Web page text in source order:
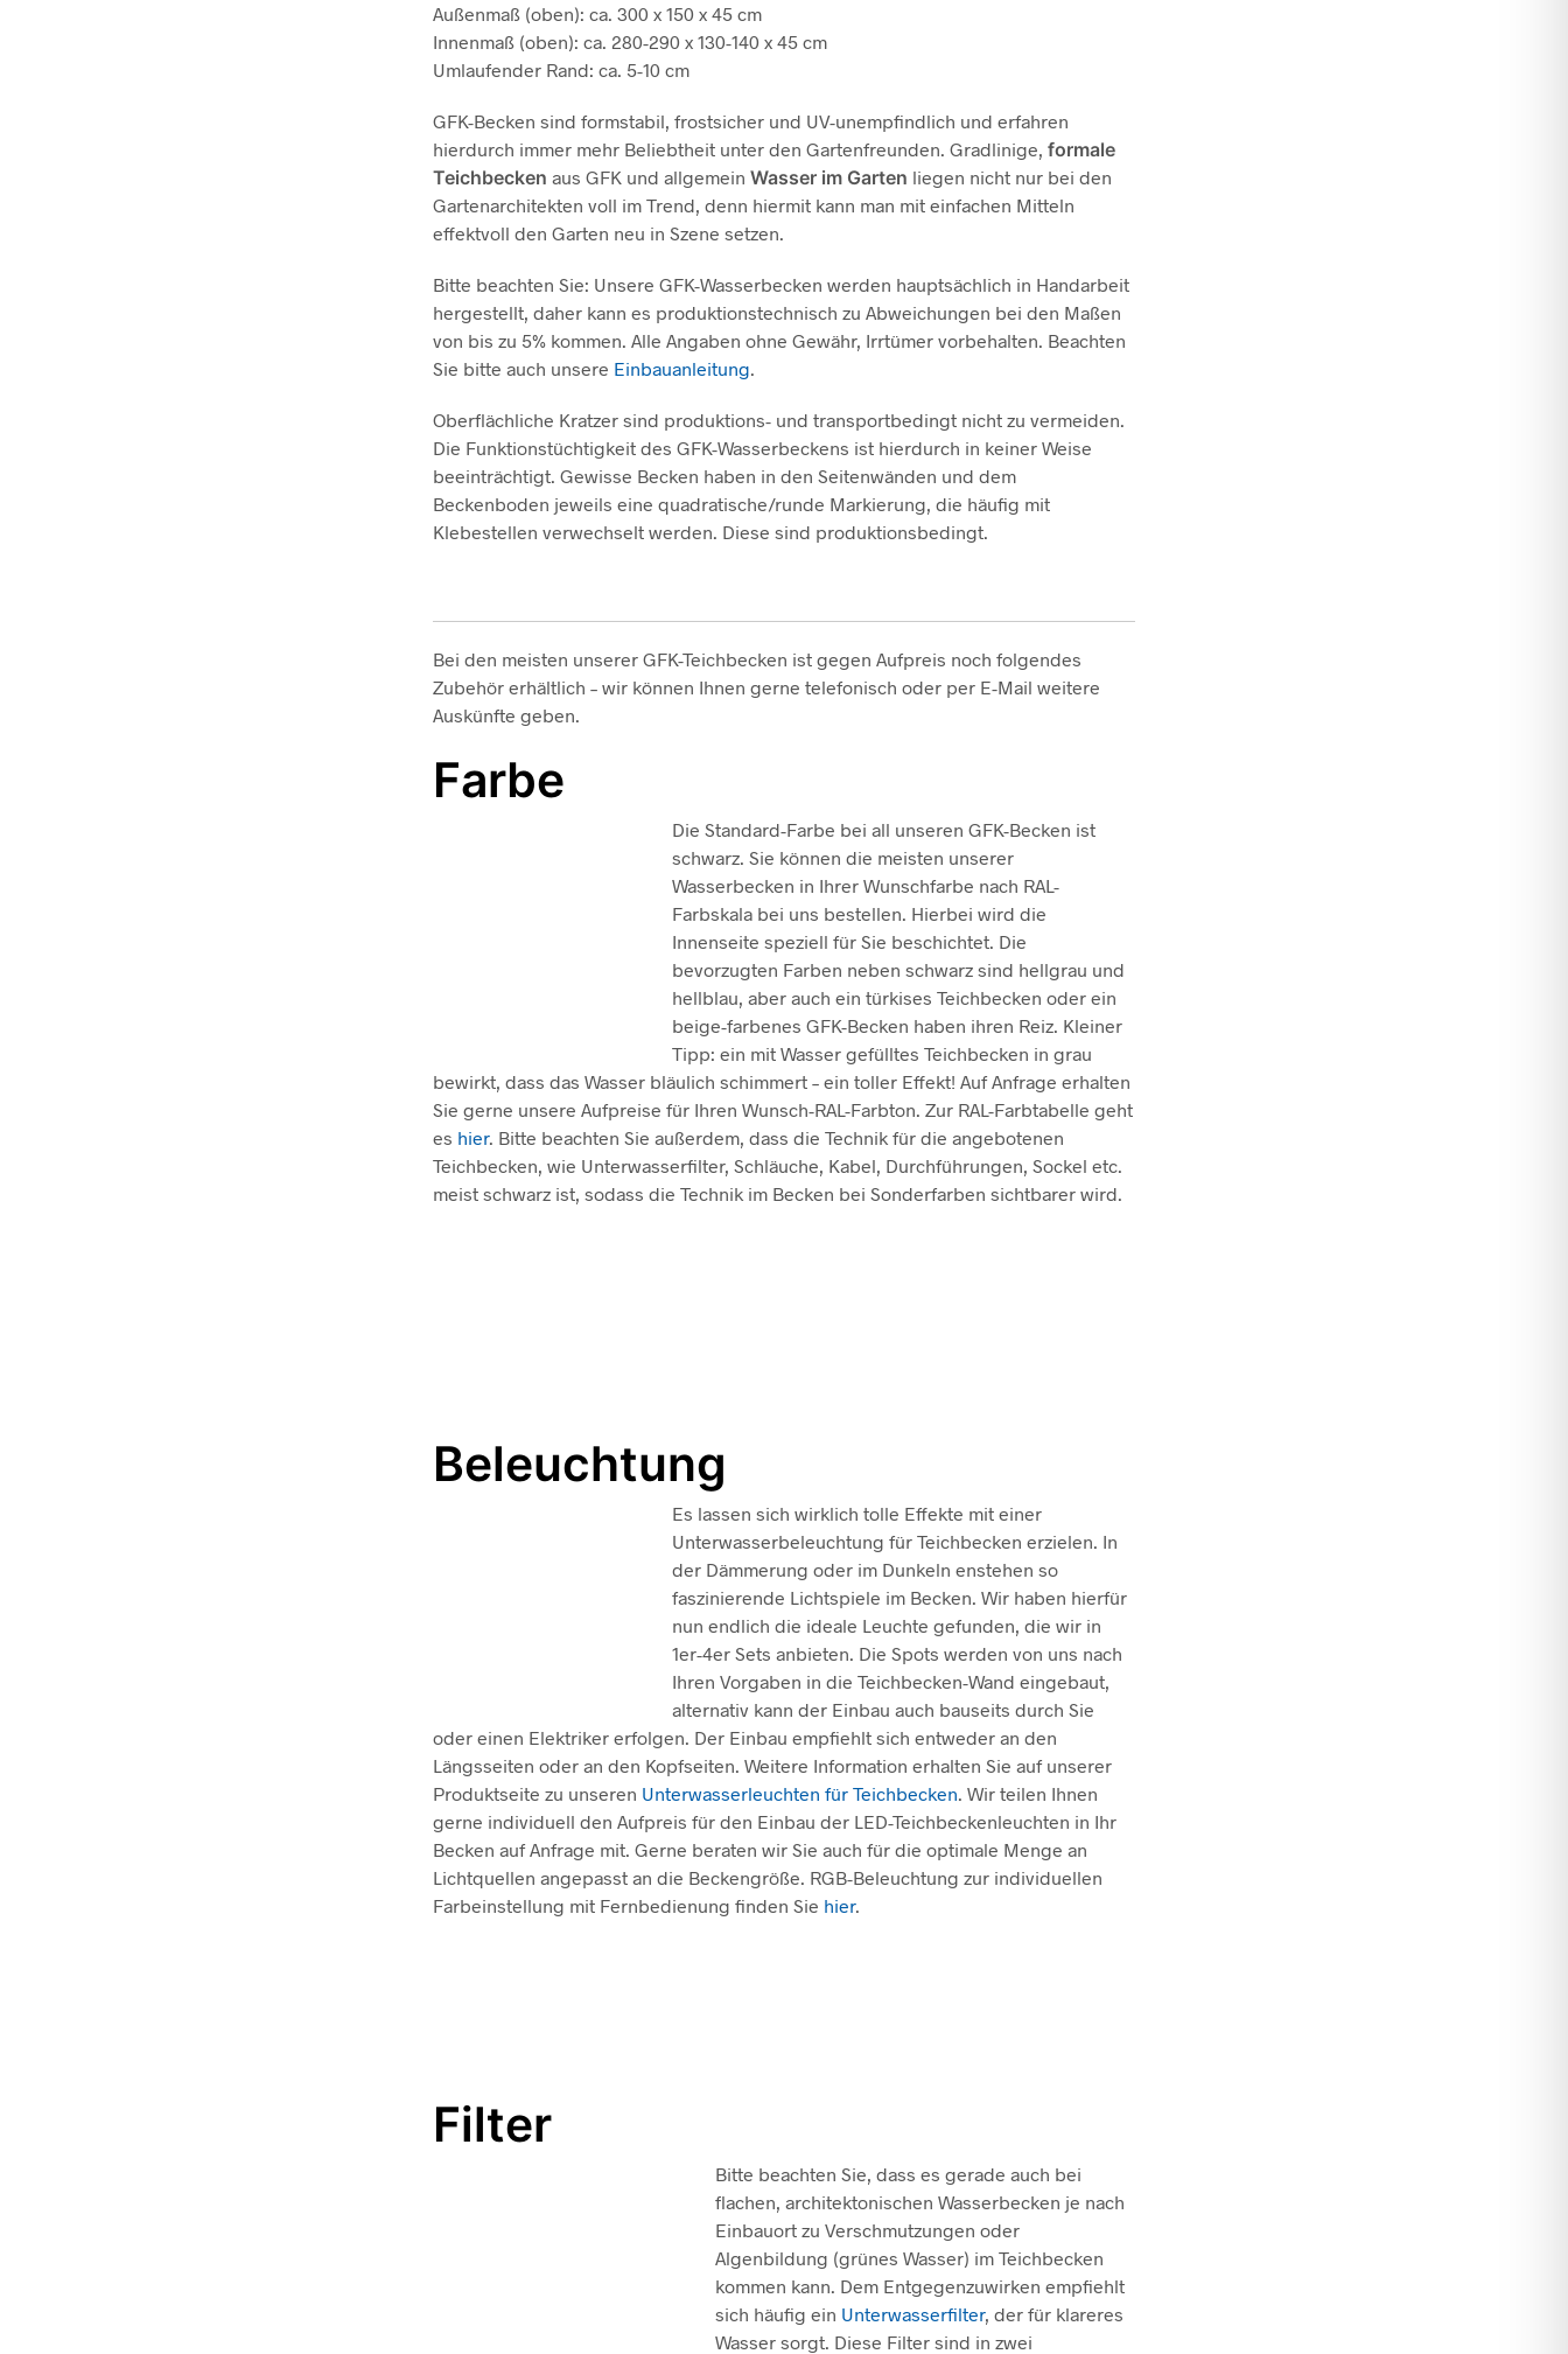
Außenmaß (oben): ca. 300 x 150 x 45 cm
Innenmaß (oben): ca. 280-290 x 130-140 x 45 cm
Umlaufender Rand: ca. 5-10 cm
GFK-Becken sind formstabil, frostsicher und UV-unempfindlich und erfahren
hierdurch immer mehr Beliebtheit unter den Gartenfreunden. Gradlinige, formale
Teichbecken aus GFK und allgemein Wasser im Garten liegen nicht nur bei den
Gartenarchitekten voll im Trend, denn hiermit kann man mit einfachen Mitteln
effektvoll den Garten neu in Szene setzen.
Bitte beachten Sie: Unsere GFK-Wasserbecken werden hauptsächlich in Handarbeit
hergestellt, daher kann es produktionstechnisch zu Abweichungen bei den Maßen
von bis zu 5% kommen. Alle Angaben ohne Gewähr, Irrtümer vorbehalten. Beachten
Sie bitte auch unsere Einbauanleitung
Oberflächliche Kratzer sind produktions- und transportbedingt nicht zu vermeiden.
Die Funktionstüchtigkeit des GFK-Wasserbeckens ist hierdurch in keiner Weise
beeinträchtigt. Gewisse Becken haben in den Seitenwänden und dem
Beckenboden jeweils eine quadratische/runde Markierung, die häufig mit
Klebestellen verwechselt werden. Diese sind produktionsbedingt.
Bei den meisten unserer GFK-Teichbecken ist gegen Aufpreis noch folgendes
Zubehör erhältlich – wir können Ihnen gerne telefonisch oder per E-Mail weitere
Auskünfte geben.
Farbe
Die Standard-Farbe bei all unseren GFK-Becken ist
schwarz. Sie können die meisten unserer
Wasserbecken in Ihrer Wunschfarbe nach RAL-
Farbskala bei uns bestellen. Hierbei wird die
Innenseite speziell für Sie beschichtet. Die
bevorzugten Farben neben schwarz sind hellgrau und
hellblau, aber auch ein türkises Teichbecken oder ein
beige-farbenes GFK-Becken haben ihren Reiz. Kleiner
Tipp: ein mit Wasser gefülltes Teichbecken in grau
bewirkt, dass das Wasser bläulich schimmert – ein toller Effekt! Auf Anfrage erhalten
Sie gerne unsere Aufpreise für Ihren Wunsch-RAL-Farbton. Zur RAL-Farbtabelle geht
es hier. Bitte beachten Sie außerdem, dass die Technik für die angebotenen
Teichbecken, wie Unterwasserfilter, Schläuche, Kabel, Durchführungen, Sockel etc.
meist schwarz ist, sodass die Technik im Becken bei Sonderfarben sichtbarer wird.
Beleuchtung
Es lassen sich wirklich tolle Effekte mit einer
Unterwasserbeleuchtung für Teichbecken erzielen. In
der Dämmerung oder im Dunkeln enstehen so
faszinierende Lichtspiele im Becken. Wir haben hierfür
nun endlich die ideale Leuchte gefunden, die wir in
1er-4er Sets anbieten. Die Spots werden von uns nach
Ihren Vorgaben in die Teichbecken-Wand eingebaut,
alternativ kann der Einbau auch bauseits durch Sie
oder einen Elektriker erfolgen. Der Einbau empfiehlt sich entweder an den
Längsseiten oder an den Kopfseiten. Weitere Information erhalten Sie auf unserer
Produktseite zu unseren Unterwasserleuchten für Teichbecken . Wir teilen Ihnen
gerne individuell den Aufpreis für den Einbau der LED-Teichbeckenleuchten in Ihr
Becken auf Anfrage mit. Gerne beraten wir Sie auch für die optimale Menge an
Lichtquellen angepasst an die Beckengröße. RGB-Beleuchtung zur individuellen
Farbeinstellung mit Fernbedienung finden Sie hier.
Filter
Bitte beachten Sie, dass es gerade auch bei
flachen, architektonischen Wasserbecken je nach
Einbauort zu Verschmutzungen oder
Algenbildung (grünes Wasser) im Teichbecken
kommen kann. Dem Entgegenzuwirken empfiehlt
sich häufig ein Unterwasserfilter, der für klareres
Wasser sorgt. Diese Filter sind in zwei